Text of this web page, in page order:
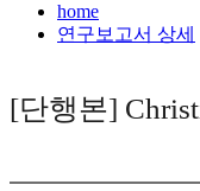
home
연구보고서 상세
[단행본]